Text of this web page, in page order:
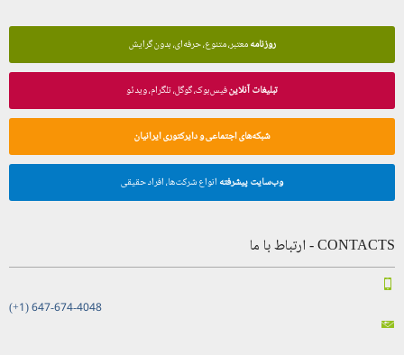
روزنامهمعتبر، متنوع، حرفه‌ای، بدون گرایش
تبلیغات آنلاینفیس‌بوک، گوگل، تلگرام، ویدئو
شبکه‌های اجتماعی و دایرکتوری ایرانیان
وب‌سایت پیشرفته انواع شرکت‌ها، افراد حقیقی
CONTACTS - ارتباط با ما
(+1) 647-674-4048